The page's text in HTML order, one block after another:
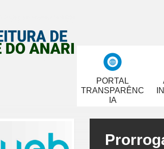
PORTAL
TRANSPARÊNC
IA